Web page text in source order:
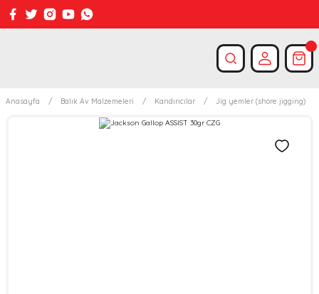
Anasayfa Balık Av Malzemeleri Kandırıcılar Jig yemler (shore jigging)